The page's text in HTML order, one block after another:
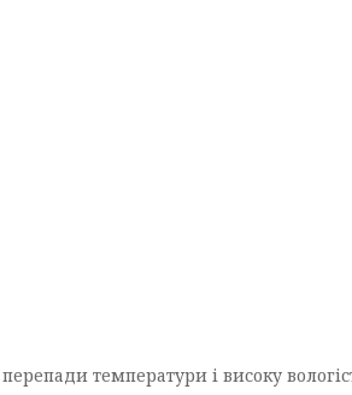
температури і високу